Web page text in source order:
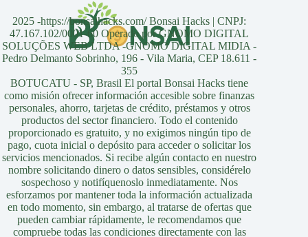
2025 -https://bonsaihacks.com/ Bonsai Hacks | CNPJ:
47.167.102/0001-60 Operado por GNOMO DIGITAL
SOLUÇÕES WEB LTDA -GNOMO DIGITAL MIDIA -
Pedro Delmanto Sobrinho, 196 - Vila Maria, CEP 18.611 -
355
BOTUCATU - SP, Brasil El portal Bonsai Hacks tiene
como misión ofrecer información accesible sobre finanzas
personales, ahorro, tarjetas de crédito, préstamos y otros
productos del sector financiero. Todo el contenido
proporcionado es gratuito, y no exigimos ningún tipo de
pago, cuota inicial o depósito para acceder o solicitar los
servicios mencionados. Si recibe algún contacto en nuestro
nombre solicitando dinero o datos sensibles, considérelo
sospechoso y notifíquenoslo inmediatamente. Nos
esforzamos por mantener toda la información actualizada
en todo momento, sin embargo, al tratarse de ofertas que
pueden cambiar rápidamente, le recomendamos que
compruebe todas las condiciones directamente con las